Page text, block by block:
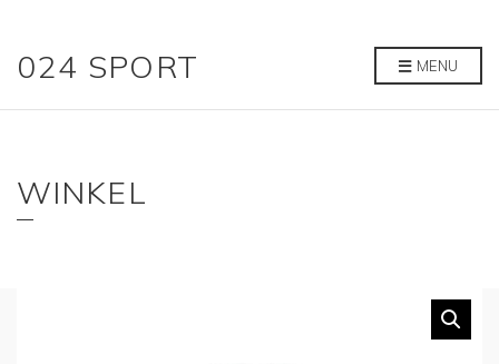
024 SPORT MENU
WINKEL